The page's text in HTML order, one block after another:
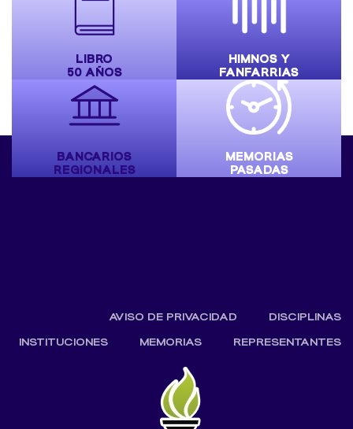
LIBRO
50 AÑOS
HIMNOS Y
FANFARRIAS
BANCARIOS
REGIONALES
MEMORIAS
PASADAS
AVISO DE PRIVACIDAD
DISCIPLINAS
INSTITUCIONES
MEMORIAS REPRESENTANTES